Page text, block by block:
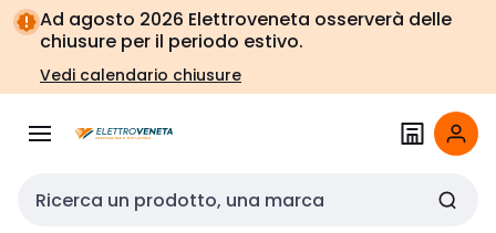
Vai alla
navigazione
Vai
alla
pagina
Ad agosto 2026 Elettroveneta osserverà delle
chiusure per il periodo estivo.
Vedi calendario chiusure
Cerca input